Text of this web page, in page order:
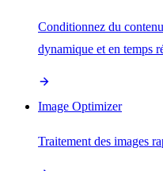
Conditionnez du
dynamique et en temps
Image Optimizer
Traitement des images